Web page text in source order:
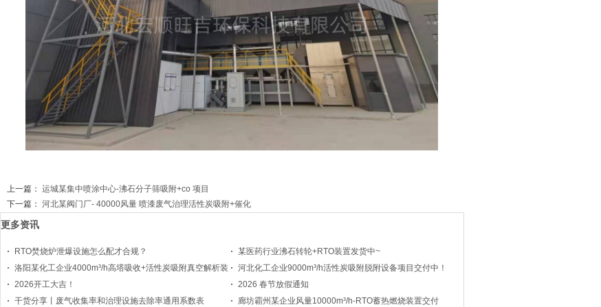
上一篇： 运城某集中喷涂中心-沸石分子筛吸附+co 项目
下一篇： 河北某阀门厂- 40000风量 喷漆废气治理活性炭吸附+催化
更多资讯
RTO焚烧炉泄爆设施怎么配才合规？
某医药行业沸石转轮+RTO装置发货中~
洛阳某化工企业4000m³/h高塔吸收+活性炭吸附真空解析装
河北化工企业9000m³/h活性炭吸附脱附设备项目交付中！
2026开工大吉！
2026 春节放假通知
干货分享丨废气收集率和治理设施去除率通用系数表
廊坊霸州某企业风量10000m³/h-RTO蓄热燃烧装置交付